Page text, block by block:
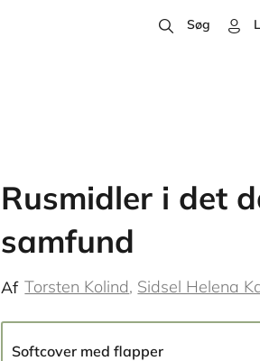
Søg
Rusmidler i det
samfund
Af Torsten Kolind Sidsel Helena
Softcover med flapper